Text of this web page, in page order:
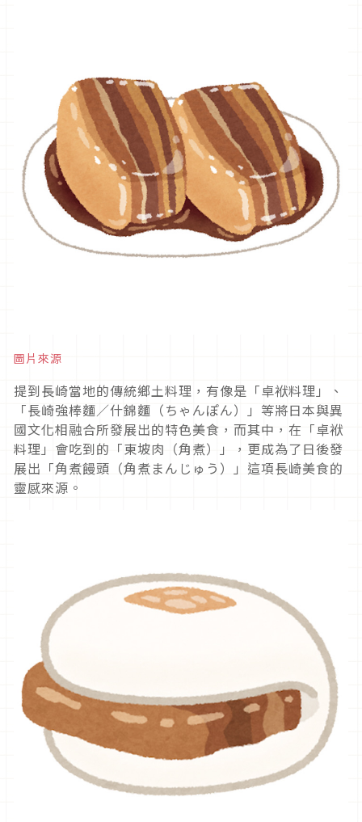
圖片來源
提到長崎當地的傳統鄉土料理，有像是「卓袱料理」、
「長崎強棒麵／什錦麵（ちゃんぽん）」等將日本與異
國文化相融合所發展出的特色美食，而其中，在「卓袱
料理」會吃到的「東坡肉（角煮）」，更成為了日後發
展出「角煮饅頭（角煮まんじゅう）」這項長崎美食的
靈感來源。